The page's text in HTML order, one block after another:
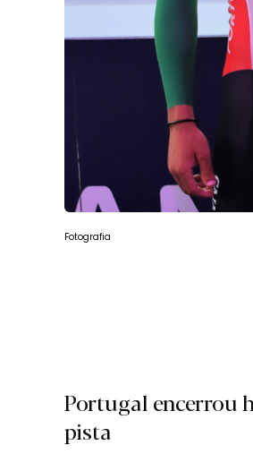
Fotografia
Portugal encerrou
pista